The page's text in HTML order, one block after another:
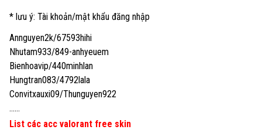
* lưu ý: Tài khoản/mật khẩu đăng nhập
Annguyen2k/67593hihi
Nhutam933/849-anhyeuem
Bienhoavip/440minhlan
Hungtran083/4792lala
Convitxauxi09/Thunguyen922
……
List các acc valorant free skin